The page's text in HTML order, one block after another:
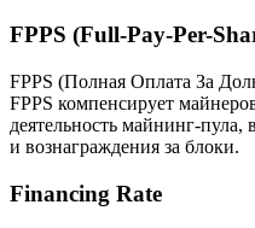
FPPS (Full-Pay-Per-
FPPS (Полная Оплата За
FPPS компенсирует
деятельность майнинг-пула,
и вознаграждения за блоки.
Financing Rate